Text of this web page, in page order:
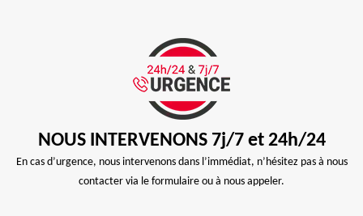
NOUS INTERVENONS 7j/7 et 24h/24
En cas d’urgence, nous intervenons dans l’immédiat, n’hésitez pas à nous
contacter via le formulaire ou à nous appeler.